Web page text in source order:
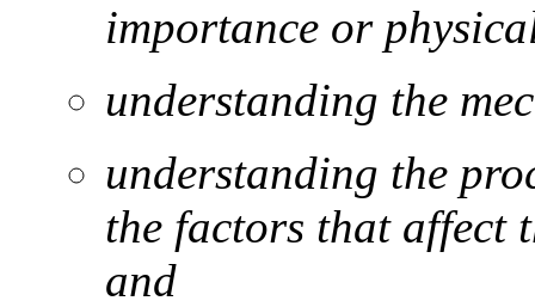
importance or
understanding the
understanding the
the factors that affect
and